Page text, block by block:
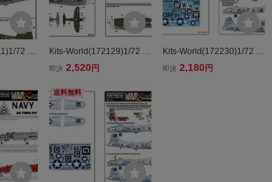
72 R
Kits-World(172129)1/72 R
epublic P-47D 'Razorback'
e'用デカール
即決 2,520 円
Kits-World(172230)1/72 B-
17G フライングフォートレ
即決 2,180 円
送料無料